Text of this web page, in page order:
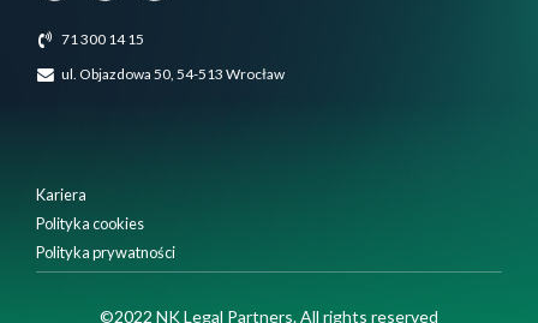
71 300 14 15
ul. Objazdowa 50, 54-513 Wrocław
Kariera
Polityka cookies
Polityka prywatności
©2022 NK Legal Partners. All rights reserved